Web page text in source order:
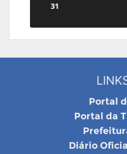
31
Portal
Portal da
Diário